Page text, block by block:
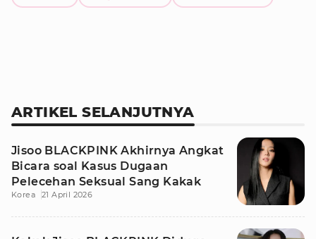
ARTIKEL SELANJUTNYA
Jisoo BLACKPINK Akhirnya Angkat
Bicara soal Kasus Dugaan
Pelecehan Seksual Sang Kakak
Korea 21 April 2026